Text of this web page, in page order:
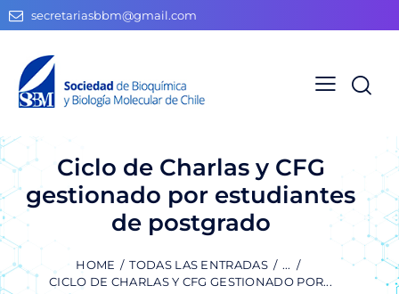
secretariasbbm@gmail.com
Ciclo de Charlas y CFG
gestionado por estudiantes
de postgrado
HOME TODAS LAS ENTRADAS
...
CICLO DE CHARLAS Y CFG GESTIONADO POR...